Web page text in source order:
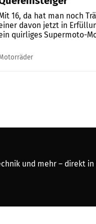
16, da hat man noch
davon jetzt in
quirliges Supermoto-
und mehr – direkt